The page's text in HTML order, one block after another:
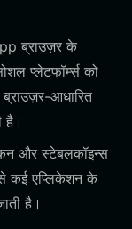
ब्राउज़र के
प्लेटफॉर्म्स को
आधारित
है।
और स्टेबलकॉइन्स
कई एप्लिकेशन के
है।